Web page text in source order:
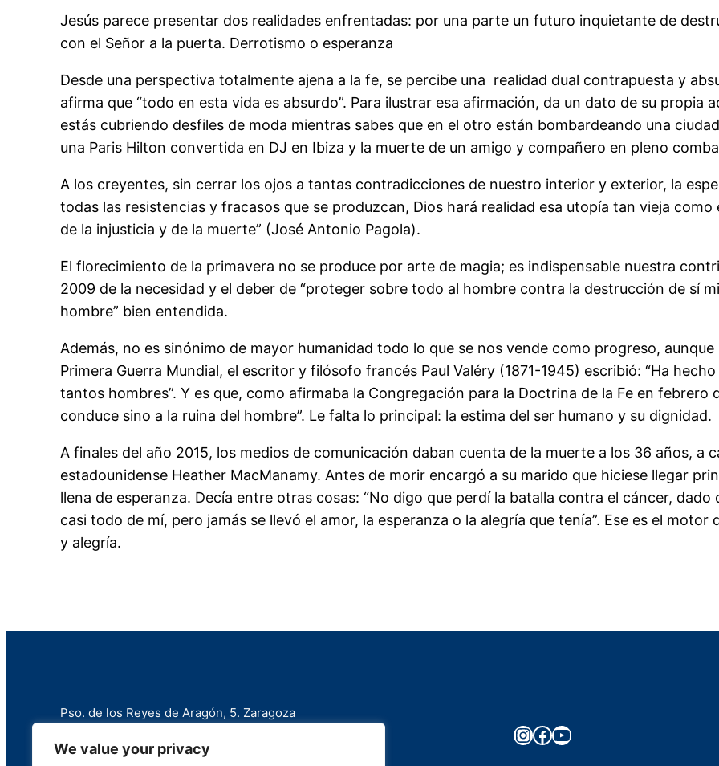
We value your privacy
Jesús parece presentar dos realidades enfrentadas: por una parte un futuro inquietante de
con el Señor a la puerta. Derrotismo o esperanza
Desde una perspectiva totalmente ajena a la fe, se percibe una realidad dual contrapuesta y
afirma que “todo en esta vida es absurdo”. Para ilustrar esa afirmación, da un dato de su propia
estás cubriendo desfiles de moda mientras sabes que en el otro están bombardeando una
una Paris Hilton convertida en DJ en Ibiza y la muerte de un amigo y compañero en pleno
A los creyentes, sin cerrar los ojos a tantas contradicciones de nuestro interior y exterior, la
todas las resistencias y fracasos que se produzcan, Dios hará realidad esa utopía tan vieja
de la injusticia y de la muerte” (José Antonio Pagola).
El florecimiento de la primavera no se produce por arte de magia; es indispensable nuestra
2009 de la necesidad y el deber de “proteger sobre todo al hombre contra la destrucción de sí
hombre” bien entendida.
Además, no es sinónimo de mayor humanidad todo lo que se nos vende como progreso,
Primera Guerra Mundial, el escritor y filósofo francés Paul Valéry (1871-1945) escribió: “Ha
tantos hombres”. Y es que, como afirmaba la Congregación para la Doctrina de la Fe en febrero
conduce sino a la ruina del hombre”. Le falta lo principal: la estima del ser humano y su dignidad.
A finales del año 2015, los medios de comunicación daban cuenta de la muerte a los 36 años, a
estadounidense Heather MacManamy. Antes de morir encargó a su marido que hiciese llegar
llena de esperanza. Decía entre otras cosas: “No digo que perdí la batalla contra el cáncer, dado
casi todo de mí, pero jamás se llevó el amor, la esperanza o la alegría que tenía”. Ese es el
y alegría.
Pso. de los Reyes de Aragón, 5. Zaragoza
Instagram
Facebook
YouTube